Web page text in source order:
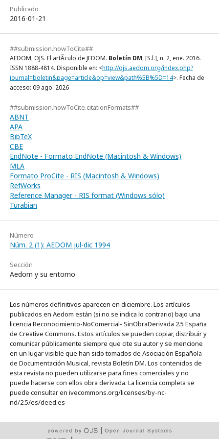
Publicado
2016-01-21
##submission.howToCite##
AEDOM, OJS. El artÃ­culo de JEDOM. Boletín DM, [S.l.], n. 2, ene. 2016.
ISSN 1888-4814. Disponible en: <http://ojs.aedom.org/index.php?
journal=boletin&page=article&op=view&path%5B%5D=14>. Fecha de
acceso: 09 ago. 2026
##submission.howToCite.citationFormats##
ABNT
APA
BibTeX
CBE
EndNote - Formato EndNote (Macintosh & Windows)
MLA
Formato ProCite - RIS (Macintosh & Windows)
RefWorks
Reference Manager - RIS format (Windows sólo)
Turabian
Número
Núm. 2 (1): AEDOM jul-dic 1994
Sección
Aedom y su entorno
Los números definitivos aparecen en diciembre. Los artículos
publicados en Aedom están (si no se indica lo contrario) bajo una
licencia Reconocimiento-NoComercial- SinObraDerivada 2.5 España
de Creative Commons. Estos artículos se pueden copiar, distribuir y
comunicar públicamente siempre que cite su autor y se mencione
en un lugar visible que han sido tomados de Asociación Española
de Documentación Musical, revista Boletín DM. Los contenidos de
esta revista no pueden utilizarse para fines comerciales y no
puede hacerse con ellos obra derivada. La licencia completa se
puede consultar en ivecommons.org/licenses/by-nc-
nd/2.5/es/deed.es